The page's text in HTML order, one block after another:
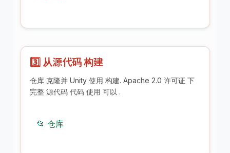
3️⃣ 从源代码 构建
仓库 克隆并 Unity 使用 构建. Apache 2.0 许可证 下
完整 源代码 代码 使用 可以 .
📂 仓库